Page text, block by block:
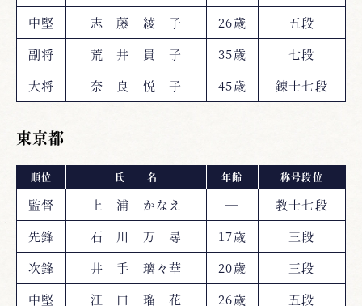
中堅
志 藤 綾 子 26歳
五段
副将
荒 井 貴 子 35歳
七段
大将
奈 良 悦 子 45歳 錬士七段
東京都
順位 氏 名 年齢 称号段位
監督 上 浦 かなえ ―
教士七段
先鋒
石 川 万 尋 17歳
三段
次鋒
井 手 璃々華 20歳
三段
中堅
江 口 瑠 花 26歳
五段